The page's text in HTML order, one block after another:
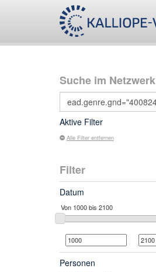
Suche im Netzwerk
Aktive Filter
Alle Filter entfernen
Filter
Datum
Personen